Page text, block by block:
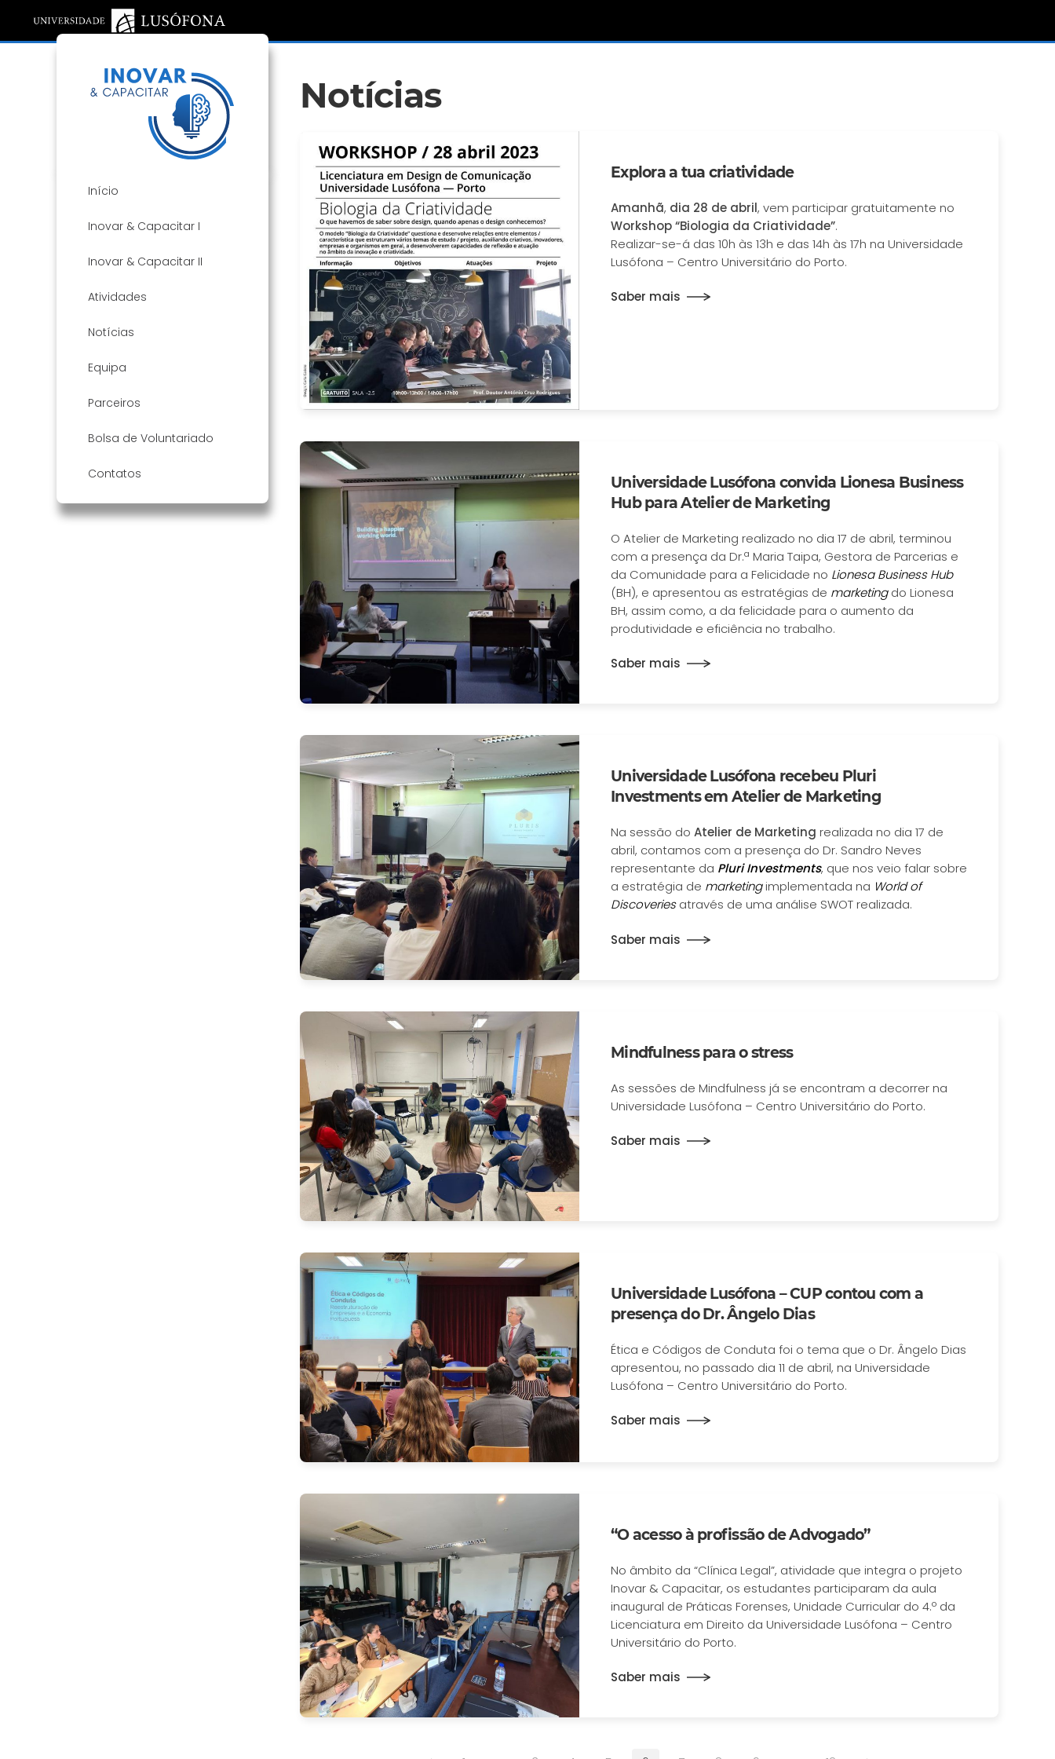
Notícias
Explora a tua criatividade
Amanhã, dia 28 de abril, vem participar gratuitamente no
Workshop “Biologia da Criatividade”.
Realizar-se-á das 10h às 13h e das 14h às 17h na Universidade
Lusófona – Centro Universitário do Porto.
Saber mais
Universidade Lusófona convida Lionesa Business
Hub para Atelier de Marketing
O Atelier de Marketing realizado no dia 17 de abril, terminou
com a presença da Dr.ª Maria Taipa, Gestora de Parcerias e
da Comunidade para a Felicidade no Lionesa Business Hub
(BH), e apresentou as estratégias de marketingdo Lionesa
BH, assim como, a da felicidade para o aumento da
produtividade e eficiência no trabalho.
Saber mais
Universidade Lusófona recebeu Pluri
Investments em Atelier de Marketing
Na sessão do Atelier de Marketing realizada no dia 17 de
abril, contamos com a presença do Dr. Sandro Neves
representante da Pluri Investments, que nos veio falar sobre
a estratégia de marketingimplementada na World of
Discoveriesatravés de uma análise SWOT realizada.
Saber mais
Mindfulness para o stress
As sessões de Mindfulness já se encontram a decorrer na
Universidade Lusófona – Centro Universitário do Porto.
Saber mais
Universidade Lusófona – CUP contou com a
presença do Dr. Ângelo Dias
Ética e Códigos de Conduta foi o tema que o Dr. Ângelo Dias
apresentou, no passado dia 11 de abril, na Universidade
Lusófona – Centro Universitário do Porto.
Saber mais
“O acesso à profissão de Advogado”
No âmbito da “Clínica Legal”, atividade que integra o projeto
Inovar & Capacitar, os estudantes participaram da aula
inaugural de Práticas Forenses, Unidade Curricular do 4.º da
Licenciatura em Direito da Universidade Lusófona – Centro
Universitário do Porto.
Saber mais
Início
Inovar & Capacitar I
Inovar & Capacitar II
Atividades
Notícias
Equipa
Parceiros
Bolsa de Voluntariado
Contatos